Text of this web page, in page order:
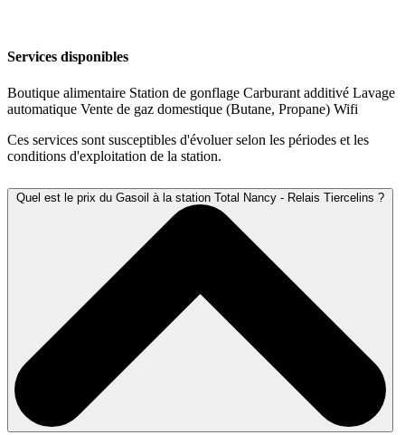
Services disponibles
Boutique alimentaire Station de gonflage Carburant additivé Lavage
automatique Vente de gaz domestique (Butane, Propane) Wifi
Ces services sont susceptibles d'évoluer selon les périodes et les
conditions d'exploitation de la station.
Quel est le prix du Gasoil à la station Total Nancy - Relais Tiercelins ?